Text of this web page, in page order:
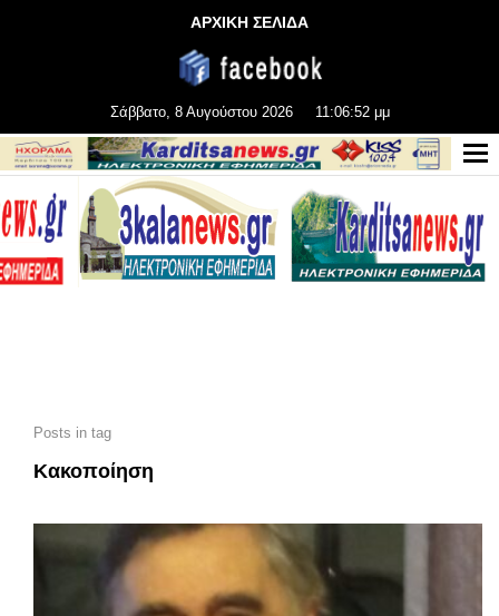
ΑΡΧΙΚΗ ΣΕΛΙΔΑ
Σάββατο, 8 Αυγούστου 2026 11:06:53 μμ
Posts in tag
Κακοποίηση